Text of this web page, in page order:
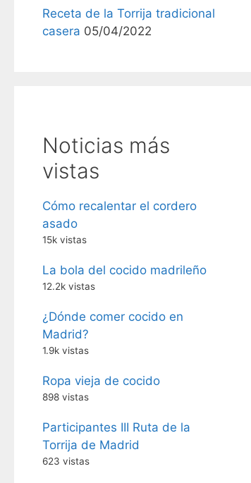
Receta de la Torrija tradicional
casera 05/04/2022
Noticias más
vistas
Cómo recalentar el cordero
asado
15k vistas
La bola del cocido madrileño
12.2k vistas
¿Dónde comer cocido en
Madrid?
1.9k vistas
Ropa vieja de cocido
898 vistas
Participantes III Ruta de la
Torrija de Madrid
623 vistas